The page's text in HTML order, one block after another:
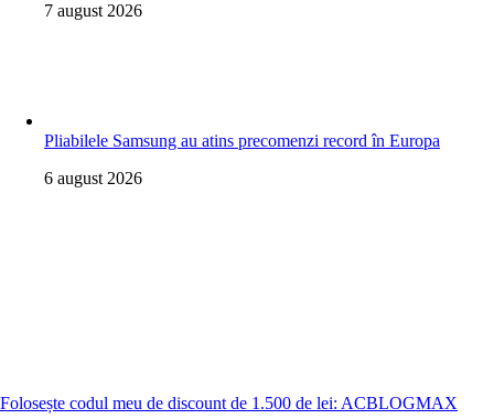
7 august 2026
Pliabilele Samsung au atins precomenzi record în Europa
6 august 2026
Folosește codul meu de discount de 1.500 de lei: ACBLOGMAX